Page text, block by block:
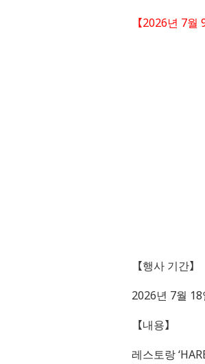
【2026년 7
【행사 기간】
2026년 7월
【내용】
레스토랑